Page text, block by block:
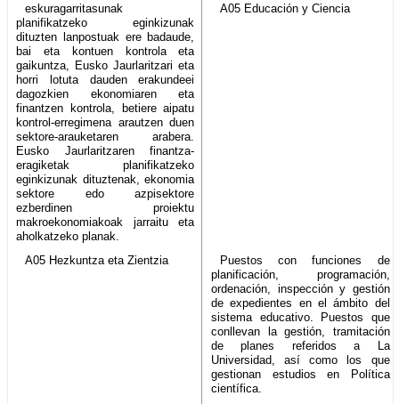
eskuragarritasunak
planifikatzeko eginkizunak
dituzten lanpostuak ere badaude,
bai eta kontuen kontrola eta
gaikuntza, Eusko Jaurlaritzari eta
horri lotuta dauden erakundeei
dagozkien ekonomiaren eta
finantzen kontrola, betiere aipatu
kontrol-erregimena arautzen duen
sektore-arauketaren arabera.
Eusko Jaurlaritzaren finantza-
eragiketak planifikatzeko
eginkizunak dituztenak, ekonomia
sektore edo azpisektore
ezberdinen proiektu
makroekonomiakoak jarraitu eta
aholkatzeko planak.
A05 Educación y Ciencia
A05 Hezkuntza eta Zientzia
Puestos con funciones de
planificación, programación,
ordenación, inspección y gestión
de expedientes en el ámbito del
sistema educativo. Puestos que
conllevan la gestión, tramitación
de planes referidos a La
Universidad, así como los que
gestionan estudios en Política
científica.